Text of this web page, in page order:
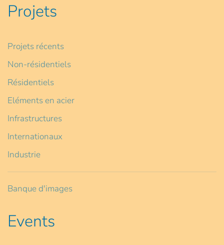
Projets
Projets récents
Non-résidentiels
Résidentiels
Eléments en acier
Infrastructures
Internationaux
Industrie
Banque d'images
Events